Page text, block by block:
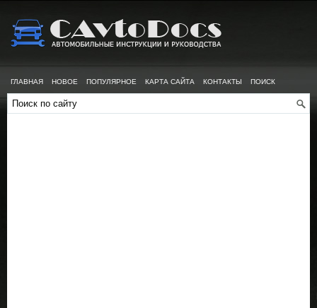
ГЛАВНАЯ НОВОЕ ПОПУЛЯРНОЕ КАРТА САЙТА КОНТАКТЫ ПОИСК